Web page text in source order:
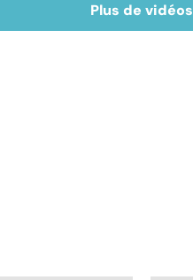
Plus de vidéos